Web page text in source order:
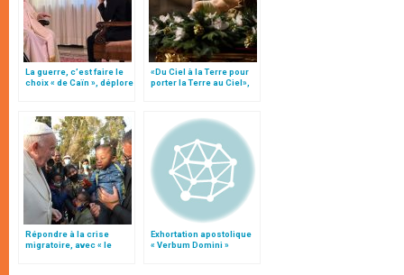
La guerre, c’est faire le
choix « de Caïn », déplore
«Du Ciel à la Terre pour
porter la Terre au Ciel»,
Répondre à la crise
migratoire, avec « le
Exhortation apostolique
« Verbum Domini »